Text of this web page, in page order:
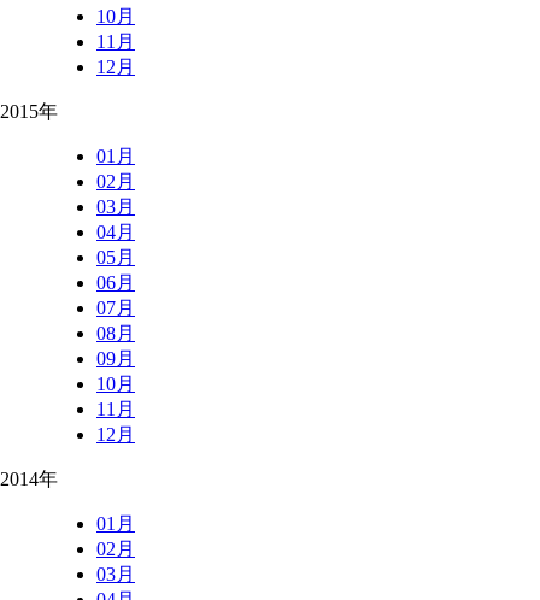
10月
11月
12月
2015年
01月
02月
03月
04月
05月
06月
07月
08月
09月
10月
11月
12月
2014年
01月
02月
03月